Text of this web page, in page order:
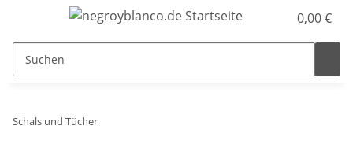
0,00 €
Schals und Tücher